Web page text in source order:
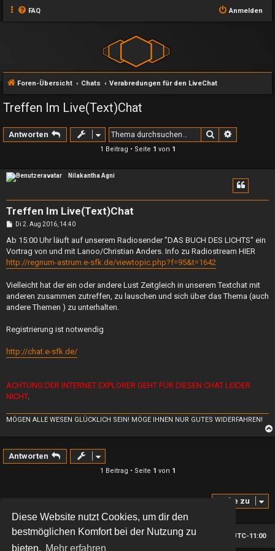
Diese Website nutzt Cookies, um dir den
bestmöglichen Komfort bei der Nutzung zu
bieten. Mehr erfahren
FAQ Anmelden
Foren-Übersicht Chats Verabredungen für den LiveChat
Treffen Im Live(Text)Chat
Antworten Suche
1 Beitrag • Seite 1 von 1
Nilakantha Agni
Treffen Im Live(Text)Chat
B
i
r
a
g
Di 2. Aug 2016, 14:40
Ab 15:00 Uhr läuft auf unserem Radiosender "DAS BUCH DES LICHTS" ein
Vortrag von und mit Lanoo/Christian Anders. Info zu Radiostream HIER
http://regnum-astrum.e-sfk.de/viewtopic.php?f=95&t=1642
Vielleicht hat der ein oder andere Lust Zeitgleich in unserem Textchat mit
anderen zusammen zutreffen, zu lauschen und sich über das Thema (auch
andere Themen ) zu unterhalten.
Registrierung ist notwendig
http://chat.e-sfk.de/
ACHTUNG:DER INTERNET EXPLORER GEHT FÜR DIESEN CHAT LEIDER
NICHT.
MÖGEN ALLE WESEN GLÜCKLICH SEIN! MÖGE IHNEN NUR GUTES WIDERFAHREN!
Antworten
1 Beitrag • Seite 1 von 1
Gehe zu
Foren-Übersicht Alle Zeiten sind UTC-11:00